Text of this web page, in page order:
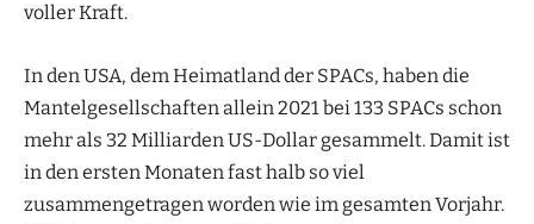
voller Kraft.
In den USA, dem Heimatland der SPACs, haben die
Mantelgesellschaften allein 2021 bei 133 SPACs schon
mehr als 32 Milliarden US-Dollar gesammelt. Damit ist
in den ersten Monaten fast halb so viel
zusammengetragen worden wie im gesamten Vorjahr.